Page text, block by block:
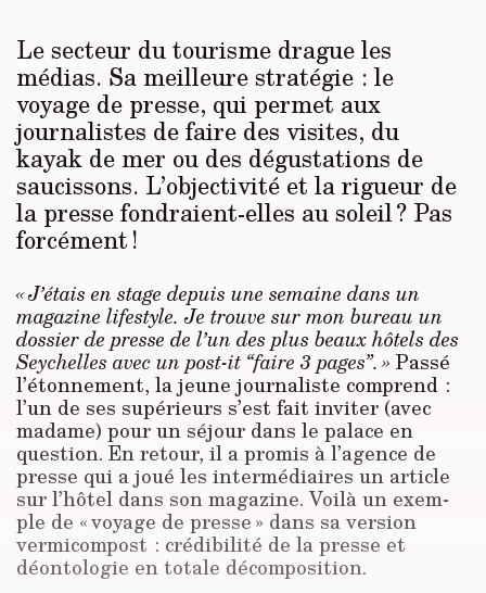
Le secteur du tourisme drague les
médias. Sa meilleure stratégie : le
voyage de presse, qui permet aux
journalistes de faire des visites, du
kayak de mer ou des dégustations de
saucissons. L’objectivité et la rigueur de
la presse fondraient-elles au soleil ? Pas
forcément !
« J’étais en stage depuis une semaine dans un
magazine lifestyle. Je trouve sur mon bureau un
dossier de presse de l’un des plus beaux hôtels des
Seychelles avec un post-it “faire 3 pages”. » Passé
l’étonnement, la jeune journaliste comprend :
l’un de ses supérieurs s’est fait inviter (avec
madame) pour un séjour dans le palace en
question. En retour, il a promis à l’agence de
presse qui a joué les intermédiaires un article
sur l’hôtel dans son magazine. Voilà un exem­
ple de « voyage de presse » dans sa version
vermicompost : crédibilité de la presse et
déontologie en totale décomposition.